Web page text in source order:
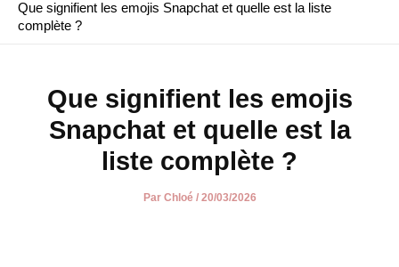
Que signifient les emojis Snapchat et quelle est la liste
complète ?
Que signifient les emojis
Snapchat et quelle est la
liste complète ?
Par Chloé / 20/03/2026